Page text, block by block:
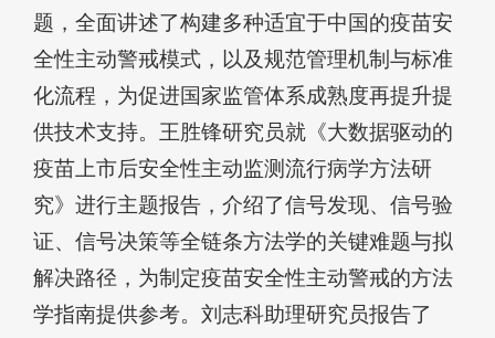
题，全面讲述了构建多种适宜于中国的疫苗安
全性主动警戒模式，以及规范管理机制与标准
化流程，为促进国家监管体系成熟度再提升提
供技术支持。王胜锋研究员就《大数据驱动的
疫苗上市后安全性主动监测流行病学方法研
究》进行主题报告，介绍了信号发现、信号验
证、信号决策等全链条方法学的关键难题与拟
解决路径，为制定疫苗安全性主动警戒的方法
学指南提供参考。刘志科助理研究员报告了